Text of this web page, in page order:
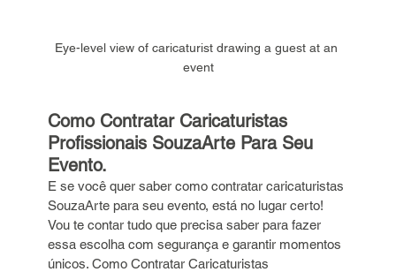
Eye-level view of caricaturist drawing a guest at an
event
Como Contratar Caricaturistas
Profissionais SouzaArte Para Seu
Evento.
E se você quer saber como contratar caricaturistas
SouzaArte para seu evento, está no lugar certo!
Vou te contar tudo que precisa saber para fazer
essa escolha com segurança e garantir momentos
únicos. Como Contratar Caricaturistas